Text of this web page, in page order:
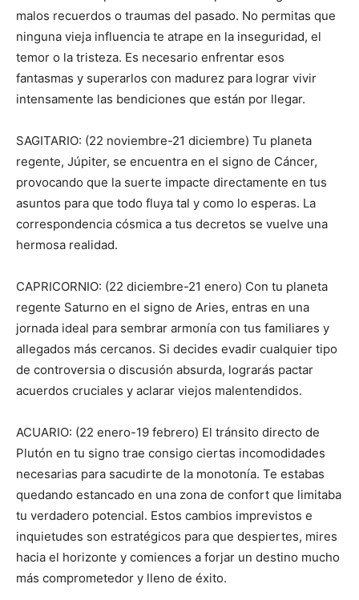
malos recuerdos o traumas del pasado. No permitas que
ninguna vieja influencia te atrape en la inseguridad, el
temor o la tristeza. Es necesario enfrentar esos
fantasmas y superarlos con madurez para lograr vivir
intensamente las bendiciones que están por llegar.
SAGITARIO: (22 noviembre-21 diciembre) Tu planeta
regente, Júpiter, se encuentra en el signo de Cáncer,
provocando que la suerte impacte directamente en tus
asuntos para que todo fluya tal y como lo esperas. La
correspondencia cósmica a tus decretos se vuelve una
hermosa realidad.
CAPRICORNIO: (22 diciembre-21 enero) Con tu planeta
regente Saturno en el signo de Aries, entras en una
jornada ideal para sembrar armonía con tus familiares y
allegados más cercanos. Si decides evadir cualquier tipo
de controversia o discusión absurda, lograrás pactar
acuerdos cruciales y aclarar viejos malentendidos.
ACUARIO: (22 enero-19 febrero) El tránsito directo de
Plutón en tu signo trae consigo ciertas incomodidades
necesarias para sacudirte de la monotonía. Te estabas
quedando estancado en una zona de confort que limitaba
tu verdadero potencial. Estos cambios imprevistos e
inquietudes son estratégicos para que despiertes, mires
hacia el horizonte y comiences a forjar un destino mucho
más comprometedor y lleno de éxito.